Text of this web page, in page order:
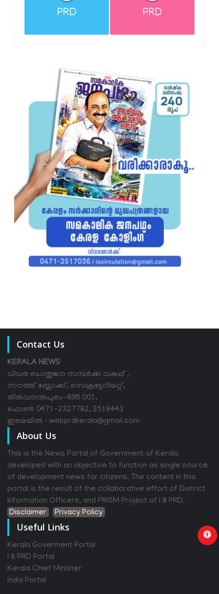
PRD PRD
Contact Us
KERALA NEWS
വിവര പൊതുജന സമ്പര്‍ക്ക വകുപ്പ് ,
സൗത്ത് ബ്ലോക്ക്, സെക്രട്ടേറിയറ്റ്,
തിരുവനന്തപുരം-695 001,
ഫോൺ 0471-2327782, 2518443
ഇമെയിൽ : webprdkerala@gmail.com
About Us
This is the News Portal of Government of Kerala
developed with an objective to function as single source
of development news for citizens. The content in this
portal is the result of the collaborative effort of District
Information Officers, and PRISM Project of I & PRD.
Disclaimer
Privacy Policy
Useful Links
Kerala Goverment Portal
I & PRD Portal
Kerala Chief Minister
India Portal